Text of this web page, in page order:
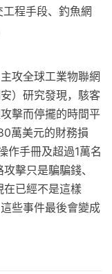
程手段、釣魚網
攻全球工業物聯網
）研究發現，駭客
擊而停擺的時間平
萬美元的財務損
作手冊及超過1萬名
擊只是騙騙錢、
在已經不是這樣
些事件最後會變成